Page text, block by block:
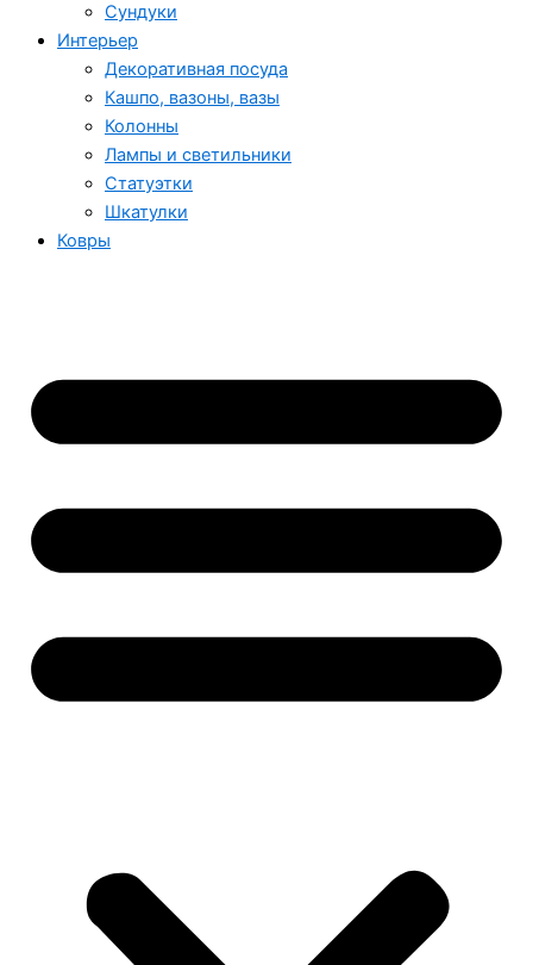
Сундуки
Интерьер
Декоративная посуда
Кашпо, вазоны, вазы
Колонны
Лампы и светильники
Статуэтки
Шкатулки
Ковры